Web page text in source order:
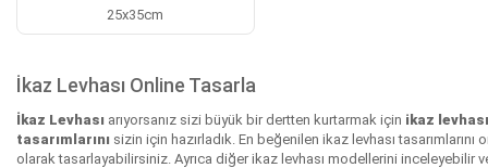
25x35cm
İkaz Levhası Online Tasarla
İkaz Levhası arıyorsanız sizi büyük bir dertten kurtarmak için i̇kaz levhası
tasarımlarını sizin için hazırladık. En beğenilen i̇kaz levhası tasarımlarını
olarak tasarlayabilirsiniz. Ayrıca diğer i̇kaz levhası modellerini inceleyebilir